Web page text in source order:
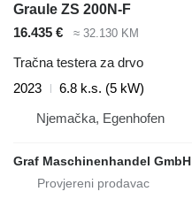
Graule ZS 200N-F
16.435 €
≈ 32.130 KM
Tračna testera za drvo
2023
6.8 k.s. (5 kW)
Njemačka, Egenhofen
Graf Maschinenhandel GmbH